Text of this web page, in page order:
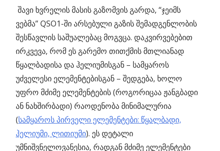
შავი ხვრელის მასის გაზომვის გარდა, “ჯეიმს
ვებმა” QSO1-ში არსებული გაზის შემადგენლობის
შესწავლის საშუალებაც მოგვცა. დაკვირვებებით
ირკვევა, რომ ეს გარემო თითქმის მთლიანად
წყალბადისა და ჰელიუმისგან – სამყაროს
უძველესი ელემენტებისგან – შედგება, ხოლო
უფრო მძიმე ელემენტების (როგორიცაა ჟანგბადი
ან ნახშირბადი) რაოდენობა მინიმალურია
(სამყაროს პირველი ელემენტები: წყალბადი,
ჰელიუმი, ლითიუმი). ეს დეტალი
უმნიშვნელოვანესია, რადგან მძიმე ელემენტები